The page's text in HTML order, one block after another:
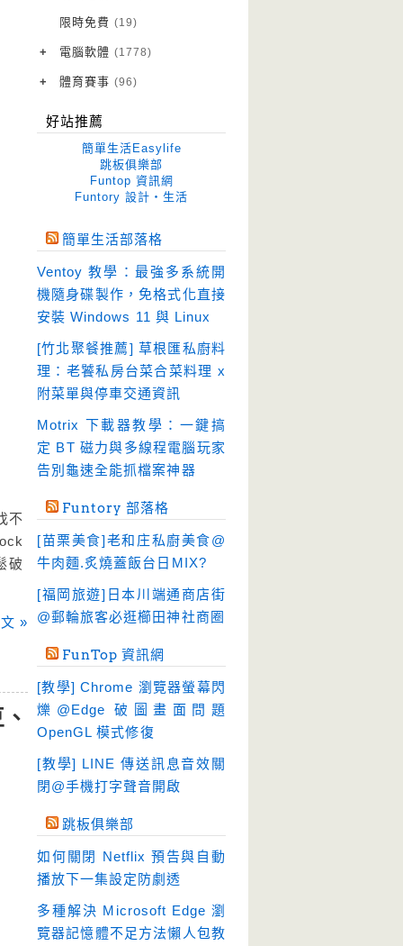
不
破
»
電視影集
電視節目
限時免費 (19)
+ 電腦軟體 (1778)
作業系統
優化軟體 (38)
光碟工具 (33)
免安裝 (641)
即時通訊 (23)
壓縮軟體 (9)
安全防護 (55)
影音播放 (51)
影音轉檔 (81)
教育學習 (23)
文書工具 (91)
畫面擷取 (36)
看圖程式 (17)
硬碟工具 (64)
系統工具 (242)
(188)
翻譯軟體 (3)
輸入法 (4)
+ 體育賽事 (96)
好站推薦
簡單生活Easylife
跳板俱樂部
Funtop 資訊網
Funtory 設計‧生活
簡單生活部落格
Ventoy 教學：最強多系統開
機隨身碟製作，免格式化直接
安裝 Windows 11 與 Linux
[竹北聚餐推薦] 草根匯私廚料
理：老饕私房台菜合菜料理 x
附菜單與停車交通資訊
Motrix 下載器教學：一鍵搞
定 BT 磁力與多線程電腦玩家
告別龜速全能抓檔案神器
Funtory 部落格
[苗栗美食]老和庄私廚美食@
牛肉麵.炙燒蓋飯台日MIX?
[福岡旅遊]日本川端通商店街
@郵輪旅客必逛櫛田神社商圈
FunTop 資訊網
[教學] Chrome 瀏覽器螢幕閃
爍@Edge 破圖畫面問題
OpenGL 模式修復
[教學] LINE 傳送訊息音效關
閉@手機打字聲音開啟
跳板俱樂部
如何關閉 Netflix 預告與自動
播放下一集設定防劇透
多種解決 Microsoft Edge 瀏
覽器記憶體不足方法懶人包教